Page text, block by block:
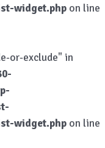
widget.php on line
or-exclude" in
widget.php on line